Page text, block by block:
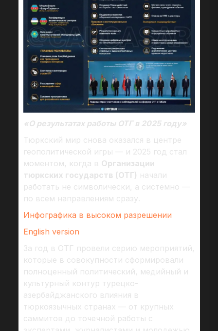
«О результатах работы ОТГ в 2025 году»
Тюркский мир снова оказался в центре
геополитической игры — и 2025 год стал
моментом, когда в Организации
тюркских государств (ОТГ) начали
работать не символически, а системно —
по всем направлениям сразу.
Инфографика в высоком разрешении
English version
За год в ОТГ провели серию мероприятий,
которые в совокупности сформировали
полноценный политический, медийный и
культурный контур турецко-
азербайджанского влияния в
тюркоязычных странах — от крупных
саммитов до точечной работы с